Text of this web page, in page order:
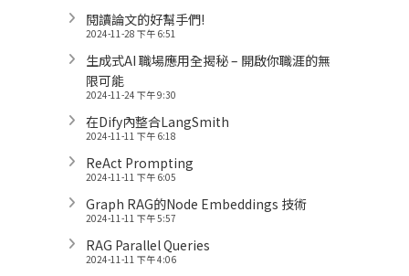
閱讀論文的好幫手們!
2024-11-28 下午 6:51
生成式AI 職場應用全揭秘 – 開啟你職涯的無
限可能
2024-11-24 下午 9:30
在Dify內整合LangSmith
2024-11-11 下午 6:18
ReAct Prompting
2024-11-11 下午 6:05
Graph RAG的Node Embeddings 技術
2024-11-11 下午 5:57
RAG Parallel Queries
2024-11-11 下午 4:06